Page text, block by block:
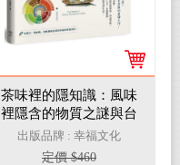
茶味裡的隱知識：風味
裡隱含的物質之謎與台
灣茶故事，我的10年學
茶筆記
出版品牌 : 幸福文化
定價 $460